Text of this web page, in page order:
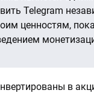
Telegram
ценностям,
в